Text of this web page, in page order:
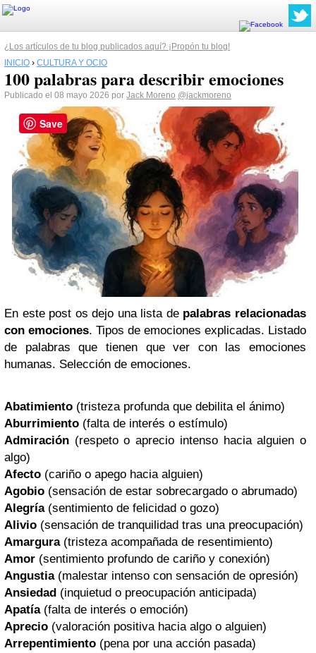
¿Los artículos de tu blog publicados aquí? ¡Propón tu blog!
INICIO › CULTURA Y OCIO
100 palabras para describir emociones
Publicado el 08 mayo 2026 por Jack Moreno @jackmoreno
En este post os dejo una lista de palabras relacionadas
con emociones. Tipos de emociones explicadas. Listado
de palabras que tienen que ver con las emociones
humanas. Selección de emociones.
Abatimiento (tristeza profunda que debilita el ánimo)
Aburrimiento (falta de interés o estímulo)
Admiración (respeto o aprecio intenso hacia alguien o
algo)
Afecto (cariño o apego hacia alguien)
Agobio (sensación de estar sobrecargado o abrumado)
Alegría (sentimiento de felicidad o gozo)
Alivio (sensación de tranquilidad tras una preocupación)
Amargura (tristeza acompañada de resentimiento)
Amor (sentimiento profundo de cariño y conexión)
Angustia (malestar intenso con sensación de opresión)
Ansiedad (inquietud o preocupación anticipada)
Apatía (falta de interés o emoción)
Aprecio (valoración positiva hacia algo o alguien)
Arrepentimiento (pena por una acción pasada)
Save